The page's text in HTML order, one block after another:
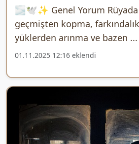
🌫️🕊️✨ Genel Yorum
geçmişten kopma,
yüklerden arınma ve bazen ...
01.11.2025 12:16 eklendi